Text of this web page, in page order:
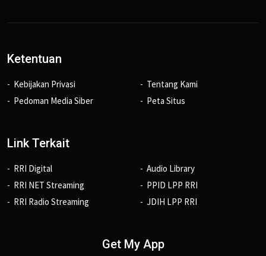
Ketentuan
Kebijakan Privasi
Pedoman Media Siber
Tentang Kami
Peta Situs
Link Terkait
RRI Digital
RRI NET Streaming
RRI Radio Streaming
Audio Library
PPID LPP RRI
JDIH LPP RRI
Get My App